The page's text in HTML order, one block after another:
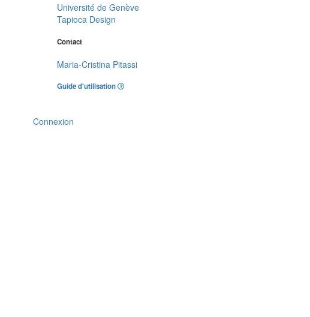
Université de Genève
Tapioca Design
Contact
Maria-Cristina Pitassi
Guide d'utilisation
Connexion